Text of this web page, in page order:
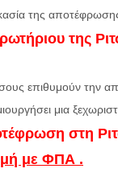
της
της
επιθυμούν την
μια
στη
με ΦΠΑ .